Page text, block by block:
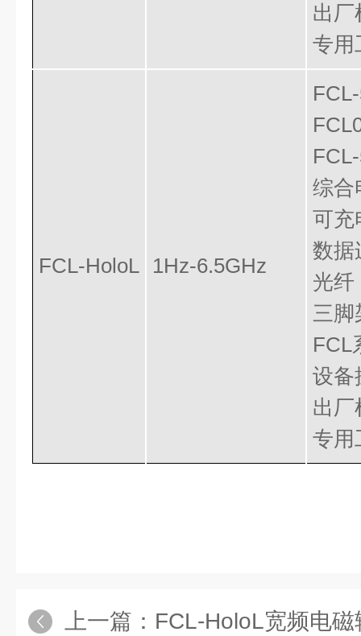
出厂
专用
FCL-HoloL 1Hz-6.5GHz
综合
可充
数据
光纤
三脚
FCL
设备
出厂
专用
上一篇： FCL-HoloL宽频电磁辐